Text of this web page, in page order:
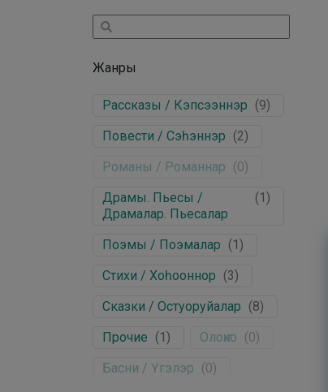
Жанры
Рассказы / Кэпсээннэр (9)
Повести / Сэһэннэр (2)
Романы / Романнар (0)
Драмы. Пьесы /
Драмалар. Пьесалар
(1)
Поэмы / Поэмалар (1)
Стихи / Хоһооннор (3)
Сказки / Остуоруйалар (8)
Прочие (1) Олоҥхо (0)
Басни / Үгэлэр (0)